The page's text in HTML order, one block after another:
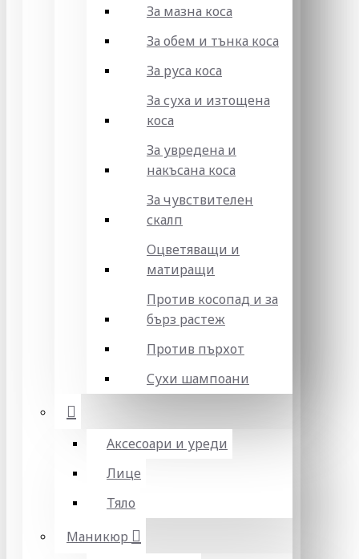
За мазна коса
За обем и тънка коса
За руса коса
За суха и изтощена
коса
За увредена и
накъсана коса
За чувствителен
скалп
Оцветяващи и
матиращи
Против косопад и за
бърз растеж
Против пърхот
Сухи шампоани
Аксесоари и уреди
Лице
Тяло
Маникюр